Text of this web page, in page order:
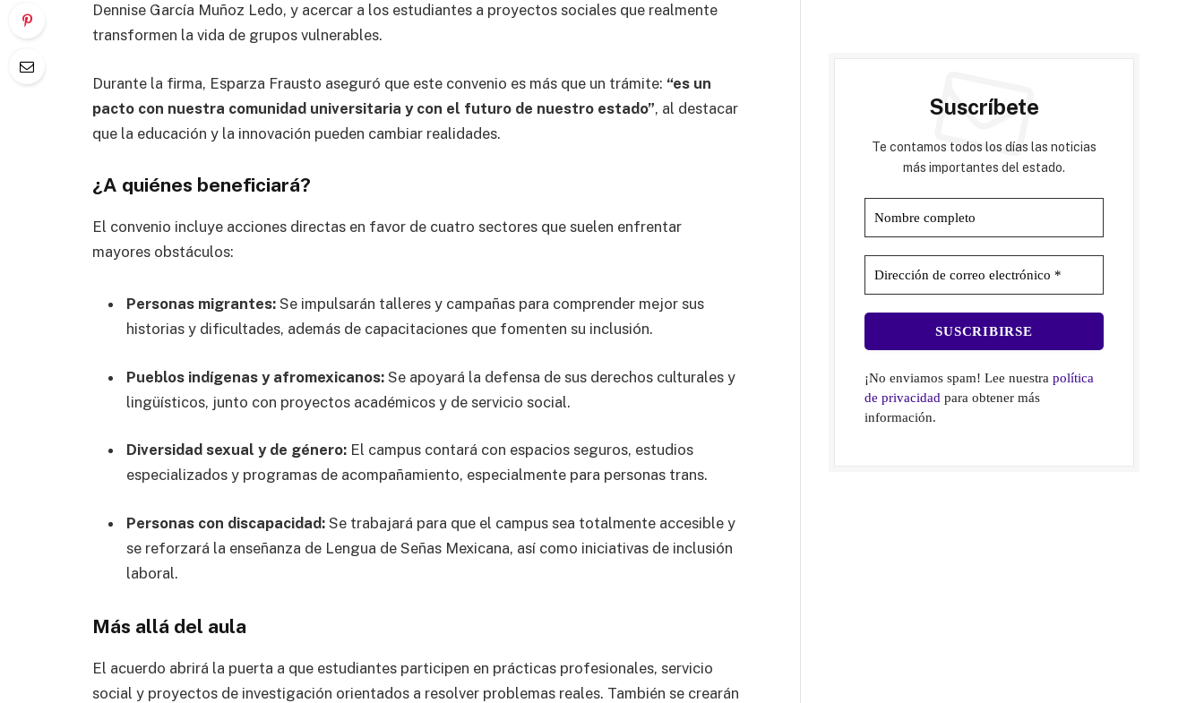
Dennise García Muñoz Ledo, y acercar a los estudiantes a proyectos sociales que realmente
transformen la vida de grupos vulnerables.
Durante la firma, Esparza Frausto aseguró que este convenio es más que un trámite: “es un
pacto con nuestra comunidad universitaria y con el futuro de nuestro estado”, al destacar
que la educación y la innovación pueden cambiar realidades.
¿A quiénes beneficiará?
El convenio incluye acciones directas en favor de cuatro sectores que suelen enfrentar
mayores obstáculos:
Personas migrantes: Se impulsarán talleres y campañas para comprender mejor sus
historias y dificultades, además de capacitaciones que fomenten su inclusión.
Pueblos indígenas y afromexicanos: Se apoyará la defensa de sus derechos culturales y
lingüísticos, junto con proyectos académicos y de servicio social.
Diversidad sexual y de género: El campus contará con espacios seguros, estudios
especializados y programas de acompañamiento, especialmente para personas trans.
Personas con discapacidad: Se trabajará para que el campus sea totalmente accesible y
se reforzará la enseñanza de Lengua de Señas Mexicana, así como iniciativas de inclusión
laboral.
Más allá del aula
El acuerdo abrirá la puerta a que estudiantes participen en prácticas profesionales, servicio
social y proyectos de investigación orientados a resolver problemas reales. También se crearán
Suscríbete
Te contamos todos los días las noticias
más importantes del estado.
¡No enviamos spam! Lee nuestrapolítica
de privacidad para obtener más
información.